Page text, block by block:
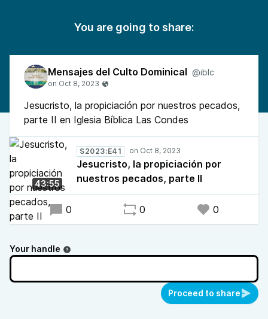
You are going to share:
Mensajes del Culto Dominical @iblc
Jesucristo, la propiciación por nuestros pecados,
parte II en Iglesia Bíblica Las Condes
43:55
S2023:E41
Jesucristo, la propiciación por
nuestros pecados, parte II
0 0 0
Your handle
Proceed to share